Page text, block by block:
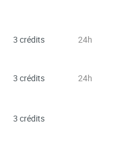
3 crédits 24h
3 crédits 24h
3 crédits